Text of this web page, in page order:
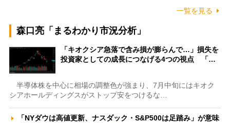
一覧を見る
森口亮「まるわかり市況分析」
「キオクシア急落で含み損が膨らんで…」損失を
投資家としての成長につなげる4つの視点 「…
半導体株を中心に相場の調整色が強まり、7月中旬にはキオク
シアホールディングスがストップ安をつけるな…
「NYダウは高値更新、ナスダック・S&P500は足踏み」が意味